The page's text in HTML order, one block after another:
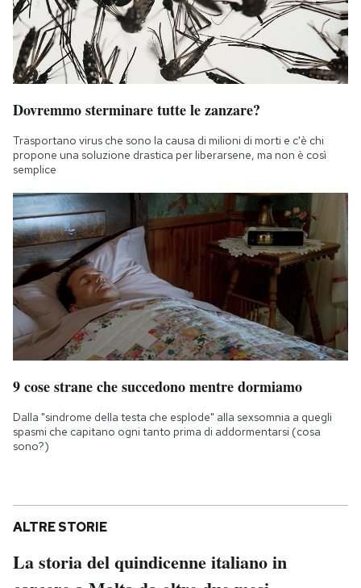
Dovremmo sterminare tutte le zanzare?
Trasportano virus che sono la causa di milioni di morti e c'è chi
propone una soluzione drastica per liberarsene, ma non è così
semplice
9 cose strane che succedono mentre dormiamo
Dalla "sindrome della testa che esplode" alla sexsomnia a quegli
spasmi che capitano ogni tanto prima di addormentarsi (cosa
sono?)
ALTRE STORIE
La storia del quindicenne italiano in